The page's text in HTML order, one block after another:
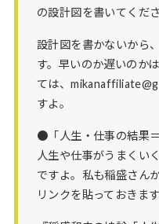
の設計図を書いてくださ
設計図を書かないから
す。早いのか遅いのか
ては、
すよ。
●「人生・仕事の結果
人生や仕事がうまくい
ですよ。私も稲盛さん
リンクを貼っておきま